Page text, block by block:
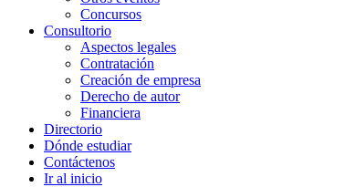
Concursos
Consultorio
Aspectos legales
Contratación
Creación de empresa
Derecho de autor
Financiera
Directorio
Dónde estudiar
Contáctenos
Ir al inicio